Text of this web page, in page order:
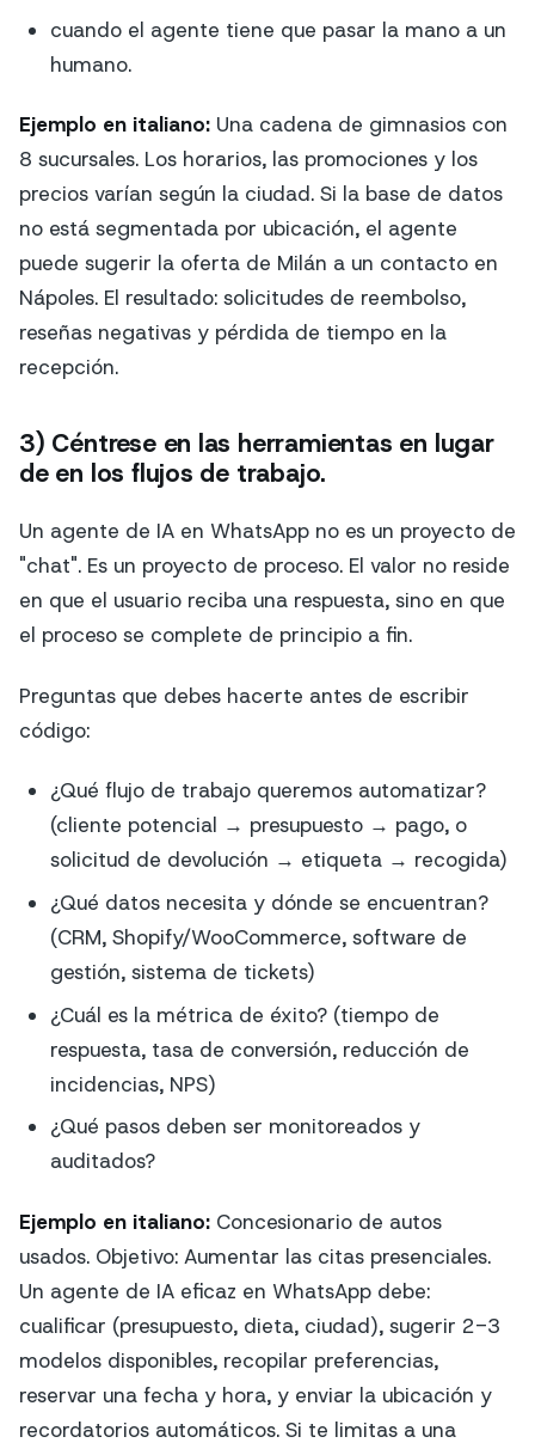
cuando el agente tiene que pasar la mano a un
humano.
Ejemplo en italiano: Una cadena de gimnasios con
8 sucursales. Los horarios, las promociones y los
precios varían según la ciudad. Si la base de datos
no está segmentada por ubicación, el agente
puede sugerir la oferta de Milán a un contacto en
Nápoles. El resultado: solicitudes de reembolso,
reseñas negativas y pérdida de tiempo en la
recepción.
3) Céntrese en las herramientas en lugar
de en los flujos de trabajo.
Un agente de IA en WhatsApp no es un proyecto de
"chat". Es un proyecto de proceso. El valor no reside
en que el usuario reciba una respuesta, sino en que
el proceso se complete de principio a fin.
Preguntas que debes hacerte antes de escribir
código:
¿Qué flujo de trabajo queremos automatizar?
(cliente potencial → presupuesto → pago, o
solicitud de devolución → etiqueta → recogida)
¿Qué datos necesita y dónde se encuentran?
(CRM, Shopify/WooCommerce, software de
gestión, sistema de tickets)
¿Cuál es la métrica de éxito? (tiempo de
respuesta, tasa de conversión, reducción de
incidencias, NPS)
¿Qué pasos deben ser monitoreados y
auditados?
Ejemplo en italiano: Concesionario de autos
usados. Objetivo: Aumentar las citas presenciales.
Un agente de IA eficaz en WhatsApp debe:
cualificar (presupuesto, dieta, ciudad), sugerir 2-3
modelos disponibles, recopilar preferencias,
reservar una fecha y hora, y enviar la ubicación y
recordatorios automáticos. Si te limitas a una